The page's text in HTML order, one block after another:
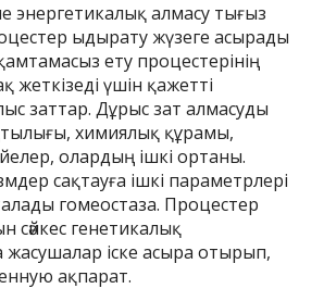
энергетикалық алмасу тығыз
ыдырату жүзеге асырады
ету процестерінің
жеткізеді үшін қажетті
заттар. Дұрыс зат алмасуды
химиялық құрамы,
олардың ішкі ортаны.
сақтауға ішкі параметрлері
гомеостаза. Процестер
сәйкес генетикалық
жасушалар іске асыра отырып,
ақпарат.